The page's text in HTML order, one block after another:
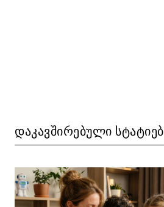
ᲓᲐᲙᲐᲕᲨᲘᲠᲔᲑᲣᲚᲘ